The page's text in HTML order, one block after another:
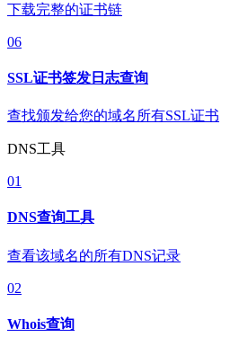
下载完整的证书链
06
SSL证书签发日志查询
查找颁发给您的域名所有SSL证书
DNS工具
01
DNS查询工具
查看该域名的所有DNS记录
02
Whois查询